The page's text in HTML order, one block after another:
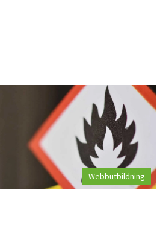
Webbutbildning